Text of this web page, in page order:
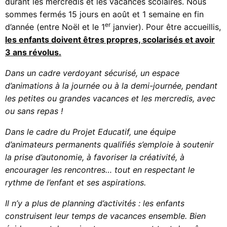
sommes fermés 15 jours en août et 1 semaine en fin
d’année (entre Noël et le 1erjanvier). Pour être accueillis,
les enfants doivent êtres propres, scolarisés et avoir
3 ans révolus.
Dans un cadre verdoyant sécurisé, un espace
d’animations à la journée ou à la demi-journée, pendant
les petites ou grandes vacances et les mercredis, avec
ou sans repas !
Dans le cadre du Projet Educatif, une équipe
d’animateurs permanents qualifiés s’emploie à soutenir
la prise d’autonomie, à favoriser la créativité, à
encourager les rencontres… tout en respectant le
rythme de l’enfant et ses aspirations.
Il n’y a plus de planning d’activités : les enfants
construisent leur temps de vacances ensemble. Bien